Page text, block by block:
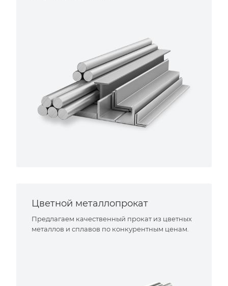
Цветной металлопрокат
Предлагаем качественный прокат из цветных
металлов и сплавов по конкурентным ценам.